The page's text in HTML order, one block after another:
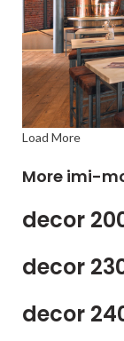
Load More
More imi-
decor
decor
decor